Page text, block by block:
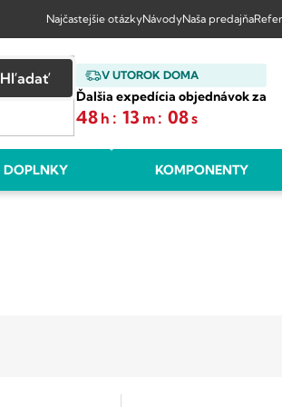
Najčastejšie otázkyNávodyNaša predajňa
V UTOROK DOMA
Ďalšia expedícia objednávok za
48 h : 13 m : 07 s
Hľadať
DOPLNKY KOMPONENTY